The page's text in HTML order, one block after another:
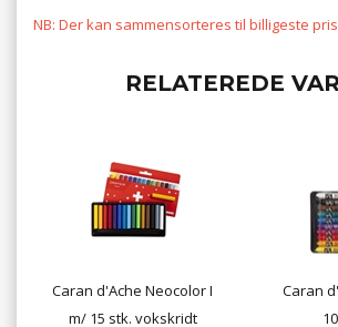
NB: Der kan sammensorteres til billigeste
RELATEREDE
Caran d'Ache Neocolor I
m/ 15 stk. vokskridt
Caran